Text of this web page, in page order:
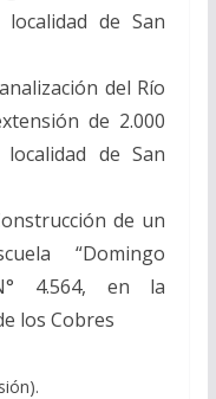
de San
del Río
de 2.000
de San
de un
“Domingo
4.564, en la
los Cobres